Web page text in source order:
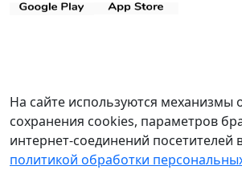
На сайте используются механизмы
сохранения cookies, параметров
интернет-соединений посетителей
политикой обработки